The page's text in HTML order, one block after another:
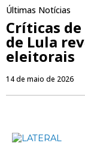
Últimas Notícias
Críticas de
de Lula
eleitorais
14 de maio de 2026